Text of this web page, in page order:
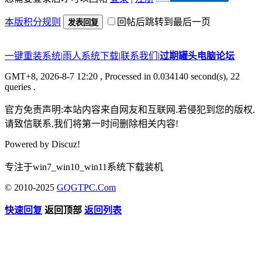
本版积分规则 发表回复 回帖后跳转到最后一页
一键重装系统|雨人系统下载|联系我们 |过期罐头电脑论坛
GMT+8, 2026-8-7 12:20 , Processed in 0.034140 second(s), 22
queries .
官方免责声明:本站内容来自网友和互联网.若侵犯到您的版权.
请致信联系,我们将第一时间删除相关内容!
Powered by Discuz!
专注于win7_win10_win11系统下载装机
© 2010-2025 GQGTPC.Com
快速回复 返回顶部 返回列表